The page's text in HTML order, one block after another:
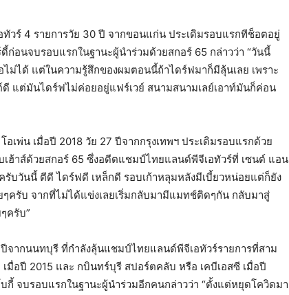
วร์ 4 รายการวัย 30 ปี จากขอนแก่น ประเดิมรอบแรกทีช็อตอยู่
ก่อนจบรอบแรกในฐานะผู้นำร่วมด้วยสกอร์ 65 กล่าวว่า “วันนี้
ม่ได้ แต่ในความรู้สึกของผมตอนนี้ถ้าไดร์ฟมาก็มีลุ้นเลย เพราะ
แต่มันไดร์ฟไม่ค่อยอยู่แฟร์เวย์ สนามสนามเลย์เอาท์มันก็ค่อน
พ่น เมื่อปี 2018 วัย 27 ปีจากกรุงเทพฯ ประเดิมรอบแรกด้วย
เฮ้าส์ด้วยสกอร์ 65 ซึ่งอดีตแชมป์ไทยแลนด์พีจีเอทัวร์ที่ เซนต์ แอน
รับวันนี้ ตีดี ไดร์ฟดี เหล็กดี รอบเก้าหลุมหลังมีเบี้ยวหน่อยแต่ก็ยัง
ครับ จากที่ไม่ได้แข่งเลยเริ่มกลับมามีแมทช์ติดๆกัน กลับมาสู่
ครับ”
ากนนทบุรี ที่กำลังลุ้นแชมป์ไทยแลนด์พีจีเอทัวร์รายการที่สาม
มื่อปี 2015 และ กบินทร์บุรี สปอร์ตคลับ หรือ เคบีเอสซี เมื่อปี
กี้ จบรอบแรกในฐานะผู้นำร่วมอีกคนกล่าวว่า “ตั้งแต่หยุดโควิดมา